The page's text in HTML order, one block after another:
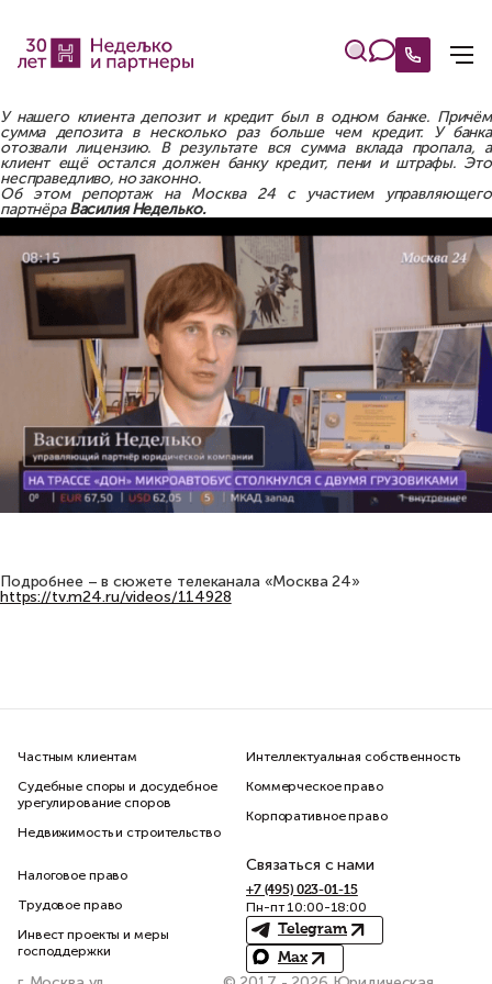
У нашего клиента депозит и кредит был в одном банке. Причём
сумма депозита в несколько раз больше чем кредит. У банка
отозвали лицензию. В результате вся сумма вклада пропала, а
клиент ещё остался должен банку кредит, пени и штрафы. Это
несправедливо, но законно.
Об этом репортаж на Москва 24 с участием управляющего
партнёраВасилия Неделько.
Подробнее – в сюжете телеканала «Москва 24»
https://tv.m24.ru/videos/114928
Частным клиентам
Судебные споры и досудебное
урегулирование споров
Недвижимость и строительство
Интеллектуальная собственность
Коммерческое право
Корпоративное право
Налоговое право
Трудовое право
Инвест проекты и меры
господдержки
Связаться с нами
+7 (495) 023-01-15
Пн-пт 10:00-18:00
Telegram
Max